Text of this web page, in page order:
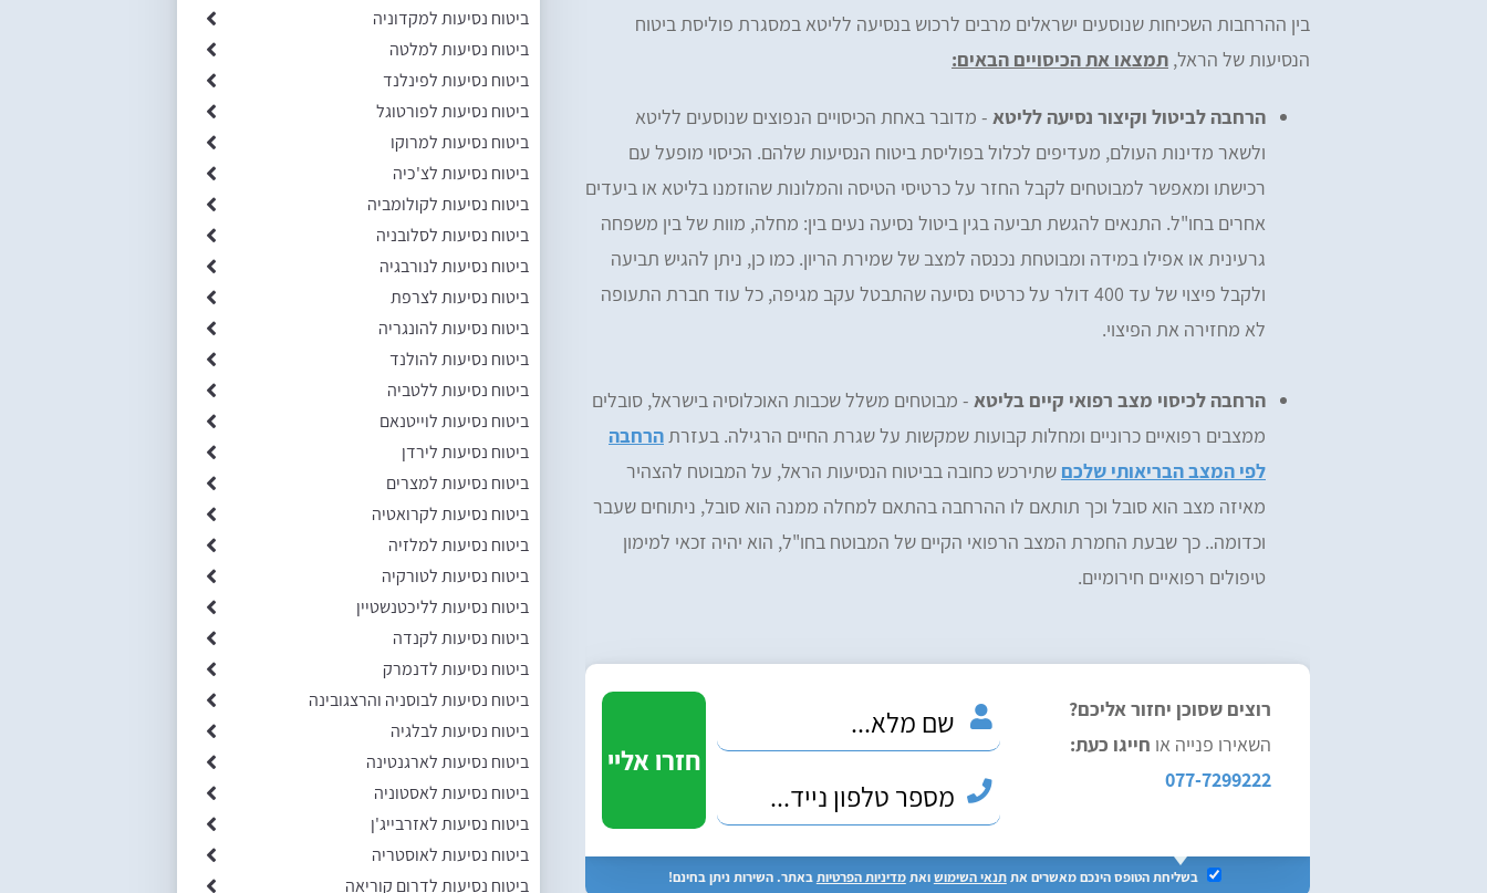
בין ההרחבות השכיחות שנוסעים ישראלים מרבים לרכוש בנסיעה לליטא במסגרת פוליסת ביטוח
הנסיעות של הראל, תמצאו את הכיסויים הבאים:
הרחבה לביטול וקיצור נסיעה לליטא - מדובר באחת הכיסויים הנפוצים שנוסעים לליטא
ולשאר מדינות העולם, מעדיפים לכלול בפוליסת ביטוח הנסיעות שלהם. הכיסוי מופעל עם
רכישתו ומאפשר למבוטחים לקבל החזר על כרטיסי הטיסה והמלונות שהוזמנו בליטא או ביעדים
אחרים בחו"ל. התנאים להגשת תביעה בגין ביטול נסיעה נעים בין: מחלה, מוות של בין משפחה
גרעינית או אפילו במידה ומבוטחת נכנסה למצב של שמירת הריון. כמו כן, ניתן להגיש תביעה
ולקבל פיצוי של עד 400 דולר על כרטיס נסיעה שהתבטל עקב מגיפה, כל עוד חברת התעופה
לא מחזירה את הפיצוי.
הרחבה לכיסוי מצב רפואי קיים בליטא - מבוטחים משלל שכבות האוכלוסיה בישראל, סובלים
ממצבים רפואיים כרוניים ומחלות קבועות שמקשות על שגרת החיים הרגילה. בעזרתהרחבה
לפי המצב הבריאותי שלכם שתירכש כחובה בביטוח הנסיעות הראל, על המבוטח להצהיר
מאיזה מצב הוא סובל וכך תותאם לו ההרחבה בהתאם למחלה ממנה הוא סובל, ניתוחים שעבר
וכדומה.. כך שבעת החמרת המצב הרפואי הקיים של המבוטח בחו"ל, הוא יהיה זכאי למימון
טיפולים רפואיים חירומיים.
רוצים שסוכן יחזור אליכם?
השאירו פנייה או חייגו כעת:
077-7299222
בשליחת הטופס הינכם מאשרים אתתנאי השימושואתמדיניות הפרטיותבאתר. השירות ניתן בחינם!
ביטוח נסיעות למקדוניה
ביטוח נסיעות למלטה
ביטוח נסיעות לפינלנד
ביטוח נסיעות לפורטוגל
ביטוח נסיעות למרוקו
ביטוח נסיעות לצ'כיה
ביטוח נסיעות לקולומביה
ביטוח נסיעות לסלובניה
ביטוח נסיעות לנורבגיה
ביטוח נסיעות לצרפת
ביטוח נסיעות להונגריה
ביטוח נסיעות להולנד
ביטוח נסיעות ללטביה
ביטוח נסיעות לוייטנאם
ביטוח נסיעות לירדן
ביטוח נסיעות למצרים
ביטוח נסיעות לקרואטיה
ביטוח נסיעות למלזיה
ביטוח נסיעות לטורקיה
ביטוח נסיעות לליכטנשטיין
ביטוח נסיעות לקנדה
ביטוח נסיעות לדנמרק
ביטוח נסיעות לבוסניה והרצגובינה
ביטוח נסיעות לבלגיה
ביטוח נסיעות לארגנטינה
ביטוח נסיעות לאסטוניה
ביטוח נסיעות לאזרבייג'ן
ביטוח נסיעות לאוסטריה
ביטוח נסיעות לדרום קוריאה